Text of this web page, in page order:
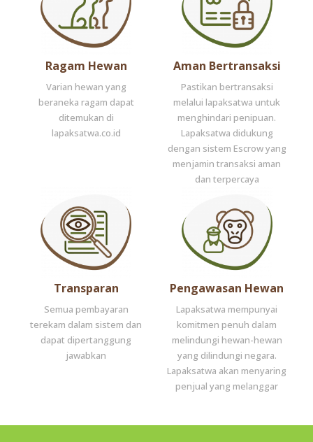
Ragam Hewan
Varian hewan yang
beraneka ragam dapat
ditemukan di
lapaksatwa.co.id
Aman Bertransaksi
Pastikan bertransaksi
melalui lapaksatwa untuk
menghindari penipuan.
Lapaksatwa didukung
dengan sistem Escrow yang
menjamin transaksi aman
dan terpercaya
Transparan
Semua pembayaran
terekam dalam sistem dan
dapat dipertanggung
jawabkan
Pengawasan Hewan
Lapaksatwa mempunyai
komitmen penuh dalam
melindungi hewan-hewan
yang dilindungi negara.
Lapaksatwa akan menyaring
penjual yang melanggar